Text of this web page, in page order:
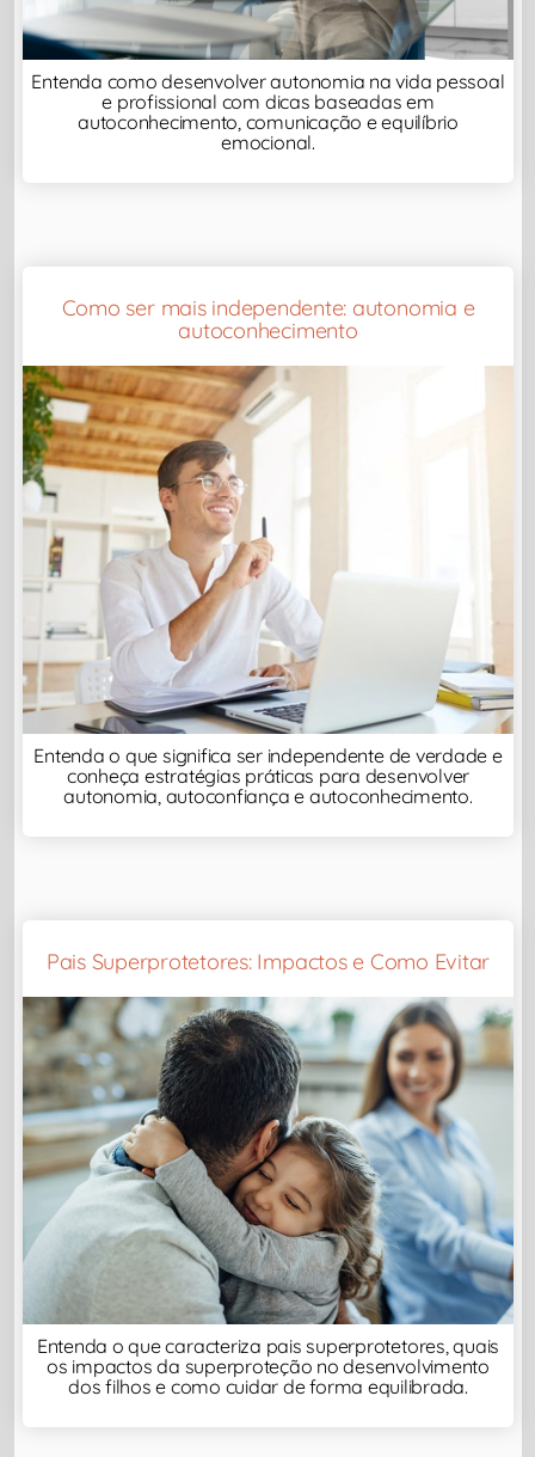
Entenda como desenvolver autonomia na vida pessoal
e profissional com dicas baseadas em
autoconhecimento, comunicação e equilíbrio
emocional.
Como ser mais independente: autonomia e
autoconhecimento
Entenda o que significa ser independente de verdade e
conheça estratégias práticas para desenvolver
autonomia, autoconfiança e autoconhecimento.
Pais Superprotetores: Impactos e Como Evitar
Entenda o que caracteriza pais superprotetores, quais
os impactos da superproteção no desenvolvimento
dos filhos e como cuidar de forma equilibrada.